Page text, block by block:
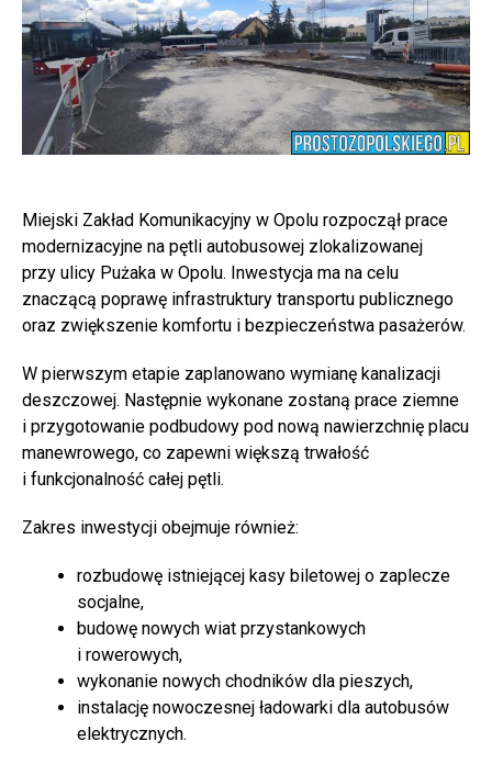
Miejski Zakład Komunikacyjny w Opolu rozpoczął prace
modernizacyjne na pętli autobusowej zlokalizowanej
przy ulicy Pużaka w Opolu. Inwestycja ma na celu
znaczącą poprawę infrastruktury transportu publicznego
oraz zwiększenie komfortu i bezpieczeństwa pasażerów.
W pierwszym etapie zaplanowano wymianę kanalizacji
deszczowej. Następnie wykonane zostaną prace ziemne
i przygotowanie podbudowy pod nową nawierzchnię placu
manewrowego, co zapewni większą trwałość
i funkcjonalność całej pętli.
Zakres inwestycji obejmuje również:
rozbudowę istniejącej kasy biletowej o zaplecze
socjalne,
budowę nowych wiat przystankowych
i rowerowych,
wykonanie nowych chodników dla pieszych,
instalację nowoczesnej ładowarki dla autobusów
elektrycznych.